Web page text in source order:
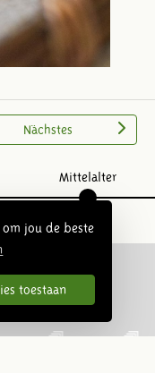
jou de beste
toestaan
Nächstes
Mittelalter